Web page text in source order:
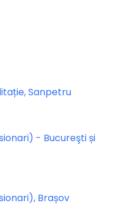
Sanpetru
- Bucureşti și
Brașov